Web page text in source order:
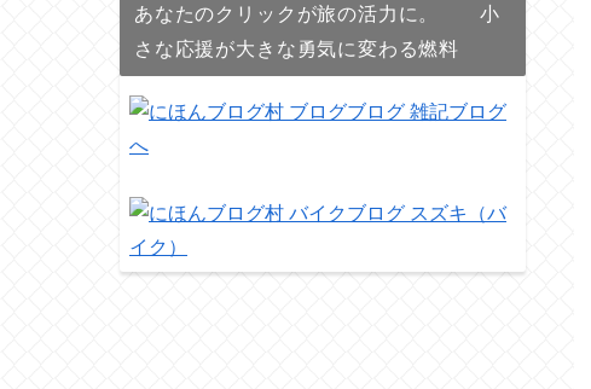
あなたのクリックが旅の活力に。 小
さな応援が大きな勇気に変わる燃料